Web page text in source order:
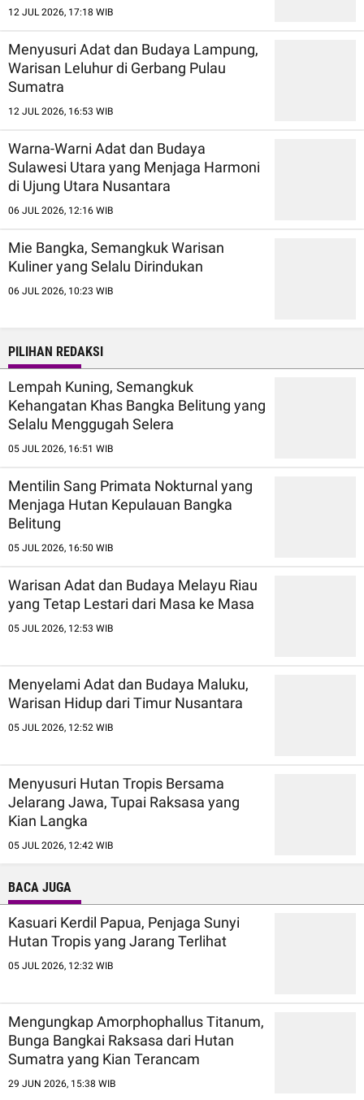
12 JUL 2026, 17:18 WIB
Menyusuri Adat dan Budaya Lampung,
Warisan Leluhur di Gerbang Pulau
Sumatra
12 JUL 2026, 16:53 WIB
Warna-Warni Adat dan Budaya
Sulawesi Utara yang Menjaga Harmoni
di Ujung Utara Nusantara
06 JUL 2026, 12:16 WIB
Mie Bangka, Semangkuk Warisan
Kuliner yang Selalu Dirindukan
06 JUL 2026, 10:23 WIB
PILIHAN REDAKSI
Lempah Kuning, Semangkuk
Kehangatan Khas Bangka Belitung yang
Selalu Menggugah Selera
05 JUL 2026, 16:51 WIB
Mentilin Sang Primata Nokturnal yang
Menjaga Hutan Kepulauan Bangka
Belitung
05 JUL 2026, 16:50 WIB
Warisan Adat dan Budaya Melayu Riau
yang Tetap Lestari dari Masa ke Masa
05 JUL 2026, 12:53 WIB
Menyelami Adat dan Budaya Maluku,
Warisan Hidup dari Timur Nusantara
05 JUL 2026, 12:52 WIB
Menyusuri Hutan Tropis Bersama
Jelarang Jawa, Tupai Raksasa yang
Kian Langka
05 JUL 2026, 12:42 WIB
BACA JUGA
Kasuari Kerdil Papua, Penjaga Sunyi
Hutan Tropis yang Jarang Terlihat
05 JUL 2026, 12:32 WIB
Mengungkap Amorphophallus Titanum,
Bunga Bangkai Raksasa dari Hutan
Sumatra yang Kian Terancam
29 JUN 2026, 15:38 WIB